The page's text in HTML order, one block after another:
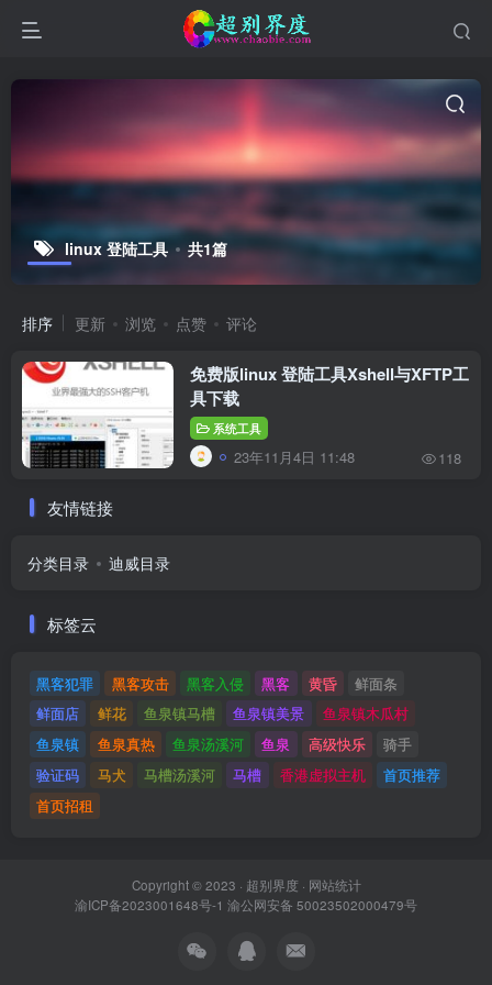
linux 登陆工具 共1篇
排序 更新 浏览 点赞 评论
免费版linux 登陆工具Xshell与XFTP工
具下载
系统工具
23年11月4日 11:48 118
友情链接
分类目录 迪威目录
标签云
黑客犯罪 黑客攻击 黑客入侵 黑客 黄昏
鲜面条
鲜面店
鲜花 鱼泉镇马槽 鱼泉镇美景
鱼泉镇木瓜村
鱼泉镇
鱼泉真热 鱼泉汤溪河 鱼泉 高级快乐
骑手
验证码
马犬 马槽汤溪河 马槽 香港虚拟主机
首页推荐
首页招租
Copyright © 2023 · 超别界度· 网站统计
渝ICP备2023001648号-1 渝公网安备 50023502000479号